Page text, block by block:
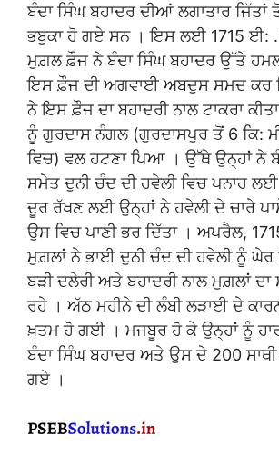
ਬੰਦਾ ਸਿੰਘ ਬਹਾਦਰ ਦੀਆਂ ਲਗਾਤਾਰ
ਭਬੁਕਾ ਹੋ ਗਏ ਸਨ । ਇਸ ਲਈ 1715 ਈ: .
ਮੁਗ਼ਲ ਫ਼ੌਜ ਨੇ ਬੰਦਾ ਸਿੰਘ ਬਹਾਦਰ ਉੱਤੇ
ਇਸ ਫ਼ੌਜ ਦੀ ਅਗਵਾਈ ਅਬਦੁਸ ਸਮਦ ਕਰ
ਨੇ ਇਸ ਫ਼ੌਜ ਦਾ ਬਹਾਦਰੀ ਨਾਲ ਟਾਕਰਾ
ਨੂੰ ਗੁਰਦਾਸ ਨੰਗਲ (ਗੁਰਦਾਸਪੁਰ ਤੋਂ 6 ਕਿ:
ਵਿਚ) ਵਲ ਹਟਣਾ ਪਿਆ । ਉੱਥੇ ਉਨ੍ਹਾਂ ਨੇ
ਸਮੇਤ ਦੁਨੀ ਚੰਦ ਦੀ ਹਵੇਲੀ ਵਿਚ ਪਨਾਹ
ਦੂਰ ਰੱਖਣ ਲਈ ਉਨ੍ਹਾਂ ਨੇ ਹਵੇਲੀ ਦੇ ਚਾਰੇ
ਉਸ ਵਿਚ ਪਾਣੀ ਭਰ ਦਿੱਤਾ । ਅਪਰੈਲ,
ਮੁਗ਼ਲਾਂ ਨੇ ਭਾਈ ਦੁਨੀ ਚੰਦ ਦੀ ਹਵੇਲੀ ਨੂੰ
ਬੜੀ ਦਲੇਰੀ ਅਤੇ ਬਹਾਦਰੀ ਨਾਲ ਮੁਗ਼ਲਾਂ ਦਾ
ਰਹੇ । ਅੱਠ ਮਹੀਨੇ ਦੀ ਲੰਬੀ ਲੜਾਈ ਦੇ
ਖ਼ਤਮ ਹੋ ਗਈ । ਮਜਬੂਰ ਹੋ ਕੇ ਉਨ੍ਹਾਂ ਨੂੰ
ਬੰਦਾ ਸਿੰਘ ਬਹਾਦਰ ਅਤੇ ਉਸ ਦੇ 200
ਗਏ ।